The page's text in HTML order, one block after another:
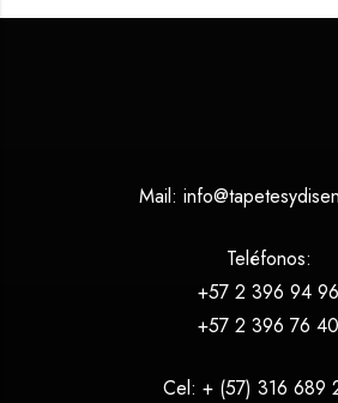
Mail:
Teléfonos:
+57 2 396 94 96
+57 2 396 76 40
Cel: + (57) 316 689